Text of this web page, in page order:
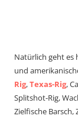
Natürlich geht es
und
Rig,Texas-Rig,
Splitshot-Rig,
Zielfische Barsch,